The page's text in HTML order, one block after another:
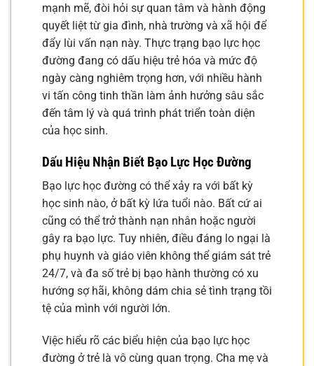
mạnh mẽ, đòi hỏi sự quan tâm và hành động
quyết liệt từ gia đình, nhà trường và xã hội để
đẩy lùi vấn nạn này. Thực trạng bạo lực học
đường đang có dấu hiệu trẻ hóa và mức độ
ngày càng nghiêm trọng hơn, với nhiều hành
vi tấn công tinh thần làm ảnh hưởng sâu sắc
đến tâm lý và quá trình phát triển toàn diện
của học sinh.
Dấu Hiệu Nhận Biết Bạo Lực Học Đường
Bạo lực học đường có thể xảy ra với bất kỳ
học sinh nào, ở bất kỳ lứa tuổi nào. Bất cứ ai
cũng có thể trở thành nạn nhân hoặc người
gây ra bạo lực. Tuy nhiên, điều đáng lo ngại là
phụ huynh và giáo viên không thể giám sát trẻ
24/7, và đa số trẻ bị bạo hành thường có xu
hướng sợ hãi, không dám chia sẻ tình trạng tồi
tệ của mình với người lớn.
Việc hiểu rõ các biểu hiện của bạo lực học
đường ở trẻ là vô cùng quan trọng. Cha mẹ và